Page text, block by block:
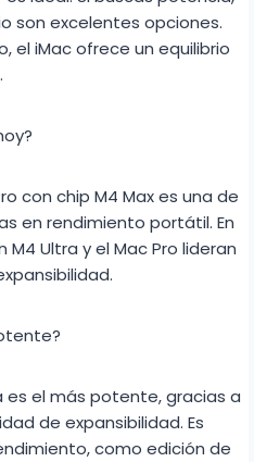
son excelentes opciones.
el iMac ofrece un equilibrio
con chip M4 Max es una de
en rendimiento portátil. En
Ultra y el Mac Pro lideran
es el más potente, gracias a
de expansibilidad. Es
como edición de